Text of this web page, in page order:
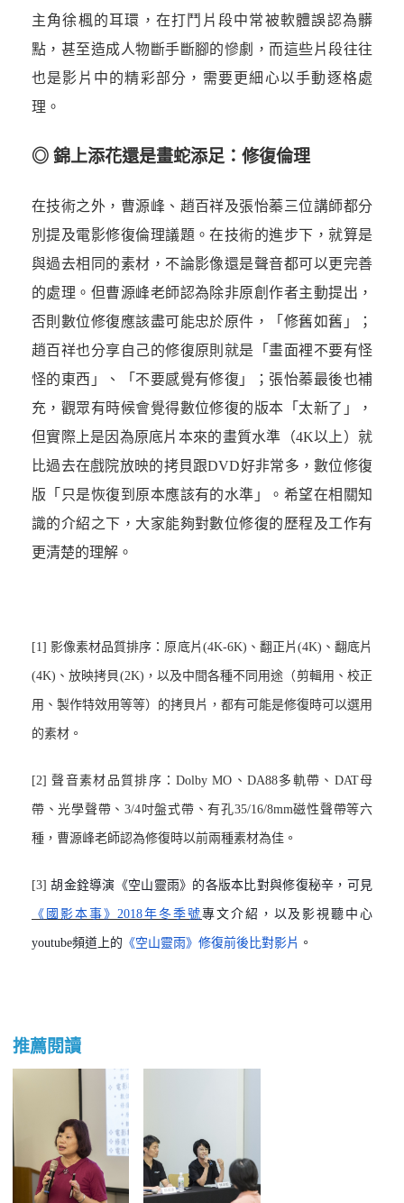
主角徐楓的耳環，在打鬥片段中常被軟體誤認為髒
點，甚至造成人物斷手斷腳的慘劇，而這些片段往往
也是影片中的精彩部分，需要更細心以手動逐格處
理。
◎ 錦上添花還是畫蛇添足：修復倫理
在技術之外，曹源峰、趙百祥及張怡蓁三位講師都分
別提 及電影修復倫理議題。在技術的進步下，就算是
與過去相同的素材，不論影像還是聲音都可以更完善
的處理。但曹源峰老師認為除非原創作者主動提出，
否則數位修復應該盡可能忠於原件，「修舊如舊」；
趙百祥也分享自己的修復原則就是「畫面裡不要有怪
怪的東西」、「不要感覺有修復」；張怡蓁最後也補
充，觀眾有時候會覺得數位修復的版本「太新了」，
但實際上是因為原底片本來的畫質水準（4K以上）就
比過去在戲院放映的拷貝跟DVD好非常多，數位修復
版「只是恢復到原本應該有的水準」。希望在相關知
識的介紹之下，大家能夠對數位修復的歷程及工作有
更清楚的理解。
[1] 影像素材品質排序：原底片(4K-6K)、翻正片(4K)、翻底片
(4K)、放映拷貝(2K)，以及中間各種不同用途（剪輯用、校正
用、製作特效用等等）的拷貝片，都有可能是修復時可以選用
的素材。
[2] 聲音素材品質排序：Dolby MO、DA88多軌帶、DAT母
帶、光學聲帶、3/4吋盤式帶、有孔35/16/8mm磁性聲帶等六
種，曹源峰老師認為修復時以前兩種素材為佳。
[3]胡金銓導演《空山靈雨》的各版本比對與修復秘辛，可見
《國影本事》2018年冬季號專文介紹，以及影視聽中心
youtube頻道上的 《空山靈雨》修復前後比對影片 。
推薦閱讀